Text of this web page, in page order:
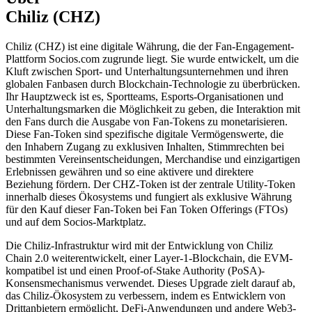
Chiliz (CHZ)
Chiliz (CHZ) ist eine digitale Währung, die der Fan-Engagement-
Plattform Socios.com zugrunde liegt. Sie wurde entwickelt, um die
Kluft zwischen Sport- und Unterhaltungsunternehmen und ihren
globalen Fanbasen durch Blockchain-Technologie zu überbrücken.
Ihr Hauptzweck ist es, Sportteams, Esports-Organisationen und
Unterhaltungsmarken die Möglichkeit zu geben, die Interaktion mit
den Fans durch die Ausgabe von Fan-Tokens zu monetarisieren.
Diese Fan-Token sind spezifische digitale Vermögenswerte, die
den Inhabern Zugang zu exklusiven Inhalten, Stimmrechten bei
bestimmten Vereinsentscheidungen, Merchandise und einzigartigen
Erlebnissen gewähren und so eine aktivere und direktere
Beziehung fördern. Der CHZ-Token ist der zentrale Utility-Token
innerhalb dieses Ökosystems und fungiert als exklusive Währung
für den Kauf dieser Fan-Token bei Fan Token Offerings (FTOs)
und auf dem Socios-Marktplatz.
Die Chiliz-Infrastruktur wird mit der Entwicklung von Chiliz
Chain 2.0 weiterentwickelt, einer Layer-1-Blockchain, die EVM-
kompatibel ist und einen Proof-of-Stake Authority (PoSA)-
Konsensmechanismus verwendet. Dieses Upgrade zielt darauf ab,
das Chiliz-Ökosystem zu verbessern, indem es Entwicklern von
Drittanbietern ermöglicht, DeFi-Anwendungen und andere Web3-